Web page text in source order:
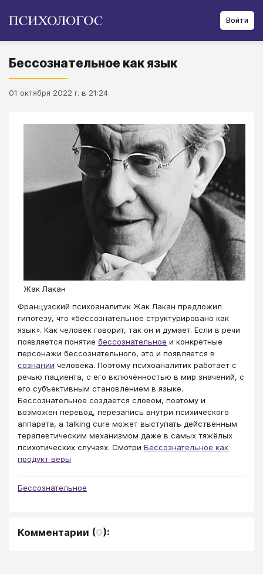
Войти
Бессознательное как язык
01 октября 2022 г. в 21:24
Жак Лакан
Французский психоаналитик Жак Лакан предложил
гипотезу, что «бессознательное структурировано как
язык». Как человек говорит, так он и думает. Если в речи
появляется понятие бессознательное и конкретные
персонажи бессознательного, это и появляется в
сознании человека. Поэтому психоаналитик работает с
речью пациента, с его включённостью в мир значений, с
его субъективным становлением в языке.
Бессознательное создается словом, поэтому и
возможен перевод, перезапись внутри психического
аппарата, а talking cure может выступать действенным
терапевтическим механизмом даже в самых тяжёлых
психотических случаях. Смотри Бессознательное как
продукт веры
Бессознательное
Комментарии (0):